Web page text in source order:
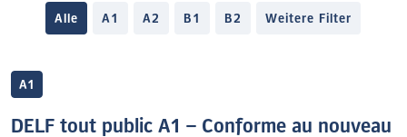
Alle A1 A2 B1 B2 Weitere Filter
A1
DELF tout public A1 – Conforme au nouveau